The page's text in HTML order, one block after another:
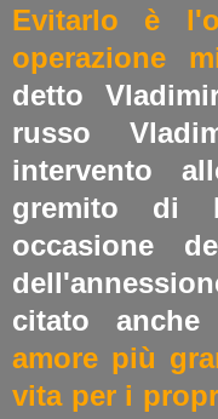
Evitarlo è
operazione
detto
russo
intervento
gremito di
occasione
citato
amore più
vita per i